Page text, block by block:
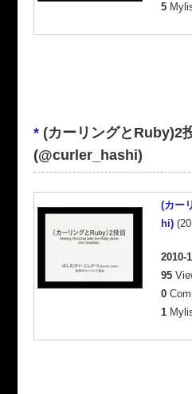
5
* (カーリングとRuby)2
(@curler_hashi)
(カー
hi)
2010-
95
0
1